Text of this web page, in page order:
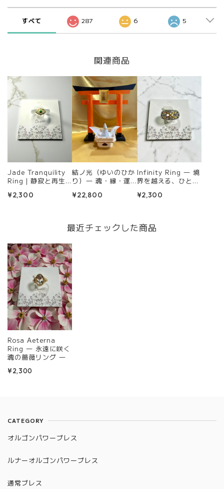
すべて 287 6 5
関連商品
Jade Tranquility
Ring｜静寂と再生
¥2,300
結ノ光（ゆいのひか
り）― 魂・縁・運
連リング―
¥22,800
Infinity Ring ― 境
界を越える、ひとつ
¥2,300
最近チェックした商品
Rosa Aeterna
Ring ― 永遠に咲く
魂の薔薇リング ―
¥2,300
CATEGORY
オルゴンパワーブレス
ルナーオルゴンパワーブレス
通常ブレス